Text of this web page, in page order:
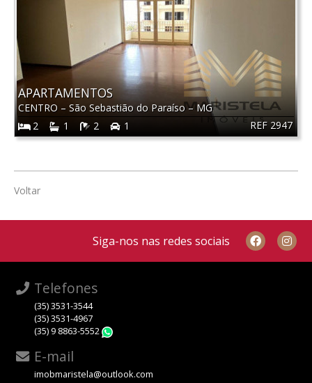
REF 2947
APARTAMENTOS
CENTRO – São Sebastião do Paraíso– MG
2
1 2 1
Voltar
Siga-nos nas redes sociais
Telefones
(35) 3531-3544
(35) 3531-4967
(35) 9 8863-5552
E-mail
imobmaristela@outlook.com